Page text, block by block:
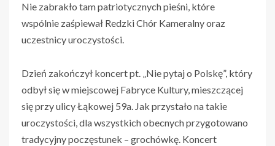
Nie zabrakło tam patriotycznych pieśni, które
wspólnie zaśpiewał Redzki Chór Kameralny oraz
uczestnicy uroczystości.
Dzień zakończył koncert pt. „Nie pytaj o Polskę”, który
odbył się w miejscowej Fabryce Kultury, mieszczącej
się przy ulicy Łąkowej 59a. Jak przystało na takie
uroczystości, dla wszystkich obecnych przygotowano
tradycyjny poczęstunek – grochówkę. Koncert